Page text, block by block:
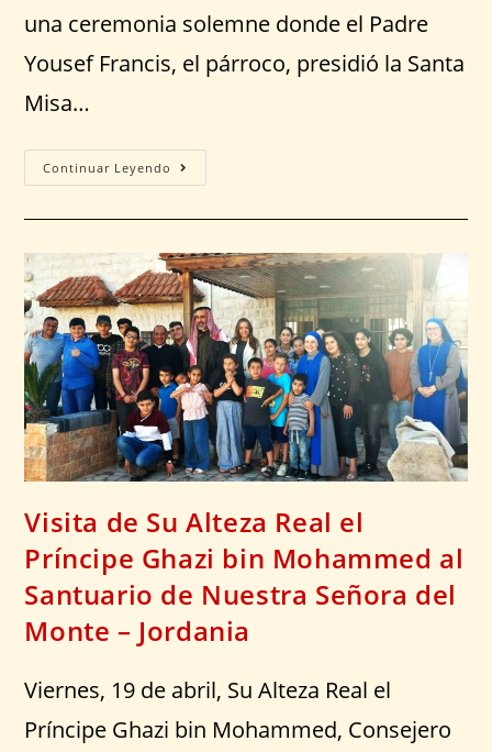
una ceremonia solemne donde el Padre
Yousef Francis, el párroco, presidió la Santa
Misa…
Continuar Leyendo
Visita de Su Alteza Real el
Príncipe Ghazi bin Mohammed al
Santuario de Nuestra Señora del
Monte – Jordania
Viernes, 19 de abril, Su Alteza Real el
Príncipe Ghazi bin Mohammed, Consejero